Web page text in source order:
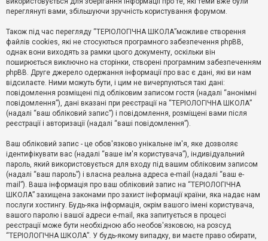
о
і
д
е
й
А
т
и
в
е
м
и
П
о
ш
у
переглянуті вами, збільшуючи зручність користування форумом.
Також під час перегляду “ТЕРІОЛОГІЧНА ШКОЛА”можливе створення
файлів cookies, які не стосуються програмного забезпечення phpBB,
однак вони виходять за рамки цього документу, оскільки він
поширюється виключно на сторінки, створені програмним забезпеченням
phpBB. Друге джерело одержання інформації про вас є дані, які ви нам
відсилаєте. Ними можуть бути, і цим не вичерпуються такі дані:
повідомлення розміщені під обліковим записом гостя (надалі “анонімні
повідомлення”), дані вказані при реєстрації на “ТЕРІОЛОГІЧНА ШКОЛА”
(надалі “ваш обліковий запис”) і повідомлення, розміщені вами після
реєстрації і авторизації (надалі “ваші повідомлення”).
Ваш обліковий запис - це обов'язково унікальне ім'я, яке дозволяє
ідентифікувати вас (надалі “ваше ім'я користувача”), індивідуальний
пароль, який використовується для входу під вашим обліковим записом
(надалі “ваш пароль”) і власна реальна адреса e-mail (надалі “ваш e-
mail”). Ваша інформація про ваш обліковий запис на “ТЕРІОЛОГІЧНА
ШКОЛА” захищена законами про захист інформації країни, яка надає нам
послуги хостингу. Будь-яка інформація, окрім вашого імені користувача,
вашого паролю і вашої адреси e-mail, яка запитується в процесі
реєстрації може бути необхідною або необов'язковою, на розсуд
“ТЕРІОЛОГІЧНА ШКОЛА”. У будь-якому випадку, ви маєте право обирати,